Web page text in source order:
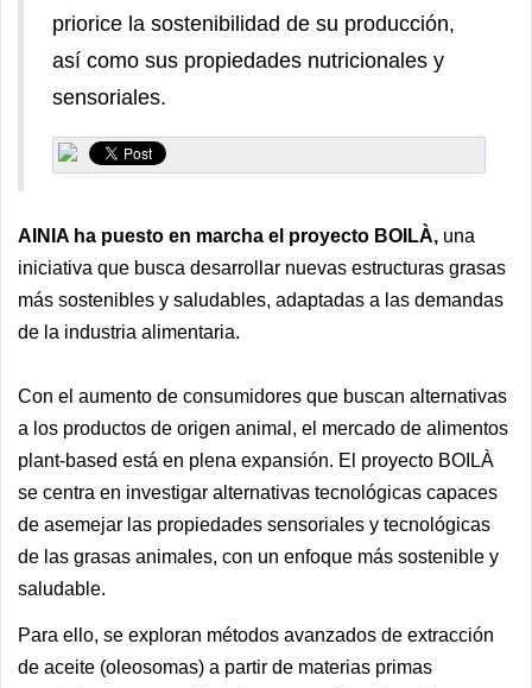
priorice la sostenibilidad de su producción,
así como sus propiedades nutricionales y
sensoriales.
AINIA ha puesto en marcha el proyecto BOILÀ, una
iniciativa que busca desarrollar nuevas estructuras grasas
más sostenibles y saludables, adaptadas a las demandas
de la industria alimentaria.
Con el aumento de consumidores que buscan alternativas
a los productos de origen animal, el mercado de alimentos
plant-based está en plena expansión. El proyecto BOILÀ
se centra en investigar alternativas tecnológicas capaces
de asemejar las propiedades sensoriales y tecnológicas
de las grasas animales, con un enfoque más sostenible y
saludable.
Para ello, se exploran métodos avanzados de extracción
de aceite (oleosomas) a partir de materias primas